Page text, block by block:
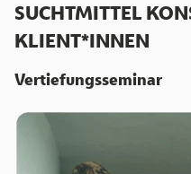
SUCHTMITTEL
KLIENT*INNEN
Vertiefungsseminar